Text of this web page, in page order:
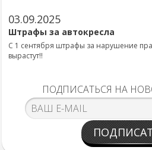
03.09.2025
Штрафы за автокресла
С 1 сентября штрафы за нарушение
вырастут!!
ПОДПИСАТЬСЯ НА